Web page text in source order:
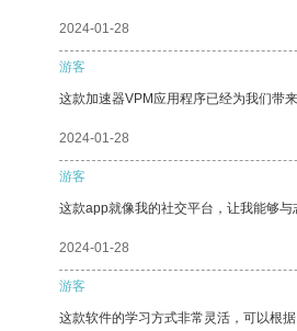
2024-01-28
游客
这款加速器VPM应用程序已经为我们带
2024-01-28
游客
这款app就像我的社交平台，让我能够与
2024-01-28
游客
这款软件的学习方式非常灵活，可以根